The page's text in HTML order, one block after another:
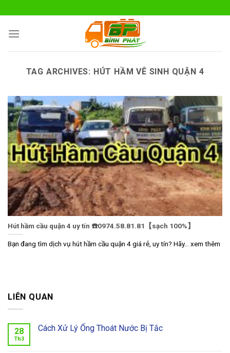
to
content
TAG ARCHIVES: HÚT HẦM VÊ SINH QUẬN 4
Hút hầm cầu quận 4 uy tín ☎️0974.58.81.81【sạch 100%】
Bạn đang tìm dịch vụ hút hầm cầu quận 4 giá rẻ, uy tín? Hãy... xem thêm
LIÊN QUAN
28
Th3
Cách Xử Lý Ống Thoát Nước Bị Tắc